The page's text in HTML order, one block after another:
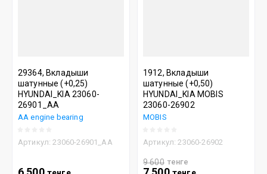
29364, Вкладыши
шатунные (+0,25)
HYUNDAI_KIA 23060-
26901_AA
AA engine bearing
Артикул: 23060-26901_AA
1912, Вкладыши
шатунные (+0,50)
HYUNDAI_KIA MOBIS
23060-26902
MOBIS
Артикул: 23060-26902
9 600 тенге